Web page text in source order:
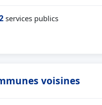
services publics
voisines